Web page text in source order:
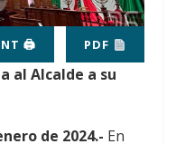
🖨 PDF
al Alcalde a su
de 2024.- En